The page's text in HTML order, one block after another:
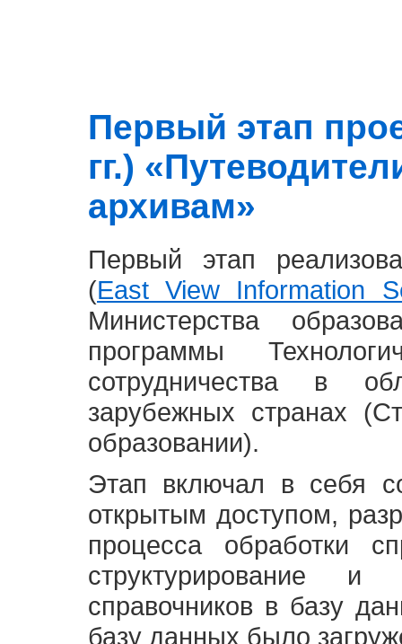
Первый этап
гг.)
архивам»
Первый этап
(East View Information
Министерства
программы
сотрудничества в
зарубежных странах
образовании).
Этап включал в себя
открытым доступом,
процесса обработки
структурирование и
справочников в базу
базу данных было